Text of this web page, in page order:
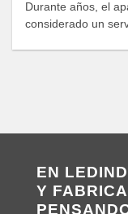
Durante años, el
considerado un
EN
Y